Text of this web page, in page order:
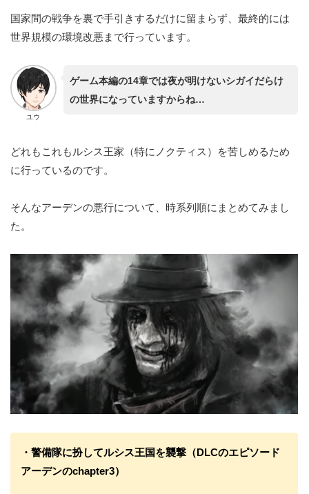
国家間の戦争を裏で手引きするだけに留まらず、最終的には
世界規模の環境改悪まで行っています。
ユウ
ゲーム本編の14章では夜が明けないシガイだらけ
の世界になっていますからね…
どれもこれもルシス王家（特にノクティス）を苦しめるため
に行っているのです。
そんなアーデンの悪行について、時系列順にまとめてみまし
た。
・警備隊に扮してルシス王国を襲撃（DLCのエピソード
アーデンのchapter3）